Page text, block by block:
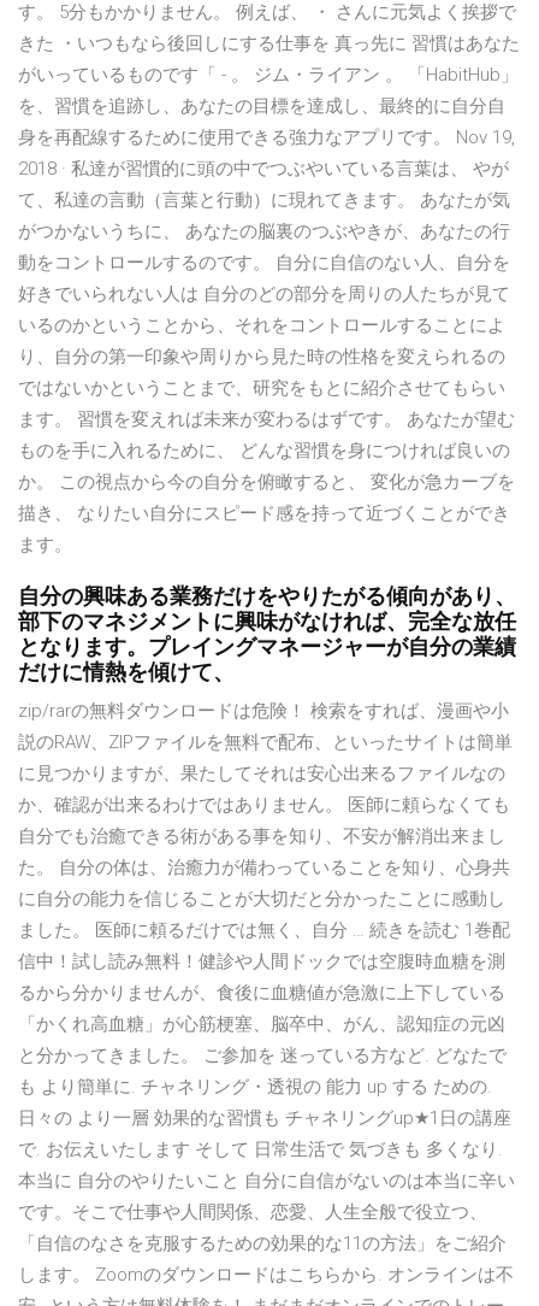
す。 5分もかかりません。 例えば、 ・ さんに元気よく挨拶で
きた ・いつもなら後回しにする仕事を 真っ先に 習慣はあなた
がいっているものです「 - 。 ジム・ライアン 。 「HabitHub」
を、習慣を追跡し、あなたの目標を達成し、最終的に自分自
身を再配線するために使用できる強力なアプリです。 Nov 19,
2018 · 私達が習慣的に頭の中でつぶやいている言葉は、 やが
て、私達の言動（言葉と行動）に現れてきます。 あなたが気
がつかないうちに、 あなたの脳裏のつぶやきが、あなたの行
動をコントロールするのです。 自分に自信のない人、自分を
好きでいられない人は 自分のどの部分を周りの人たちが見て
いるのかということから、それをコントロールすることによ
り、自分の第一印象や周りから見た時の性格を変えられるの
ではないかということまで、研究をもとに紹介させてもらい
ます。 習慣を変えれば未来が変わるはずです。 あなたが望む
ものを手に入れるために、 どんな習慣を身につければ良いの
か。 この視点から今の自分を俯瞰すると、 変化が急カーブを
描き、 なりたい自分にスピード感を持って近づくことができ
ます。
自分の興味ある業務だけをやりたがる傾向があり、
部下のマネジメントに興味がなければ、完全な放任
となります。プレイングマネージャーが自分の業績
だけに情熱を傾けて、
zip/rarの無料ダウンロードは危険！ 検索をすれば、漫画や小
説のRAW、ZIPファイルを無料で配布、といったサイトは簡単
に見つかりますが、果たしてそれは安心出来るファイルなの
か、確認が出来るわけではありません。 医師に頼らなくても
自分でも治癒できる術がある事を知り、不安が解消出来まし
た。 自分の体は、治癒力が備わっていることを知り、心身共
に自分の能力を信じることが大切だと分かったことに感動し
ました。 医師に頼るだけでは無く、自分 … 続きを読む 1巻配
信中！試し読み無料！健診や人間ドックでは空腹時血糖を測
るから分かりませんが、食後に血糖値が急激に上下している
「かくれ高血糖」が心筋梗塞、脳卒中、がん、認知症の元凶
と分かってきました。 ご参加を 迷っている方など. どなたで
も より簡単に. チャネリング・透視の 能力 up する ための.
日々の より一層 効果的な習慣も チャネリングup★1日の講座
で. お伝えいたします そして 日常生活で 気づきも 多くなり.
本当に 自分のやりたいこと 自分に自信がないのは本当に辛い
です。そこで仕事や人間関係、恋愛、人生全般で役立つ、
「自信のなさを克服するための効果的な11の方法」をご紹介
します。 Zoomのダウンロードはこちらから. オンラインは不